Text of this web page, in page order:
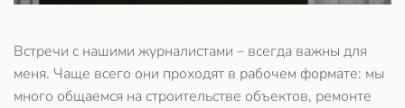
Встречи с нашими журналистами – всегда важны для
меня. Чаще всего они проходят в рабочем формате: мы
много общаемся на строительстве объектов, ремонте